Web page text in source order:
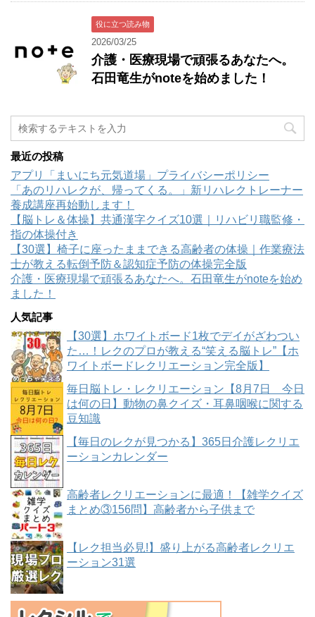
役に立つ読み物
2026/03/25
介護・医療現場で頑張るあなたへ。
石田竜生がnoteを始めました！
最近の投稿
アプリ「まいにち元気道場」プライバシーポリシー
「あのリハレクが、帰ってくる。」新リハレクトレーナー
養成講座再始動します！
【脳トレ＆体操】共通漢字クイズ10選｜リハビリ職監修・
指の体操付き
【30選】椅子に座ったままできる高齢者の体操｜作業療法
士が教える転倒予防＆認知症予防の体操完全版
介護・医療現場で頑張るあなたへ。石田竜生がnoteを始め
ました！
人気記事
【30選】ホワイトボード1枚でデイがざわつい
た…！レクのプロが教える“笑える脳トレ”【ホ
ワイトボードレクリエーション完全版】
毎日脳トレ・レクリエーション【8月7日 今日
は何の日】動物の鼻クイズ・耳鼻咽喉に関する
豆知識
【毎日のレクが見つかる】365日介護レクリエ
ーションカレンダー
高齢者レクリエーションに最適！【雑学クイズ
まとめ③156問】高齢者から子供まで
【レク担当必見!】盛り上がる高齢者レクリエ
ーション31選